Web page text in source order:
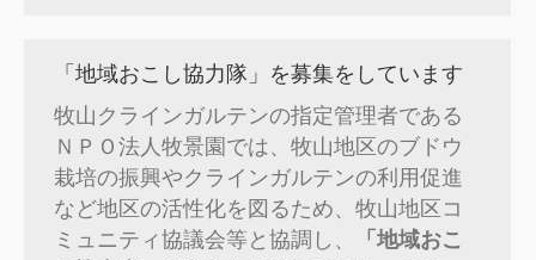
「地域おこし協力隊」を募集をしています
牧山クラインガルテンの指定管理者である
ＮＰＯ法人牧景園では、牧山地区のブドウ
栽培の振興やクラインガルテンの利用促進
など地区の活性化を図るため、牧山地区コ
ミュニティ協議会等と協調し、
「地域おこ